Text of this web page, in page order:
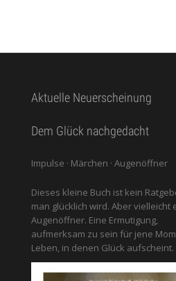
Aktuelle Neuerscheinung
Dem Glück nachgedacht
Impulse · Märchen · Augenöffner
Dieses kleine Buch ist kein
man glücklich wird. Aber vielleicht
Augenöffner. Eine Ermutigung,
aufmerksam zu sein für jene
Leben, in denen Glück aufscheint.